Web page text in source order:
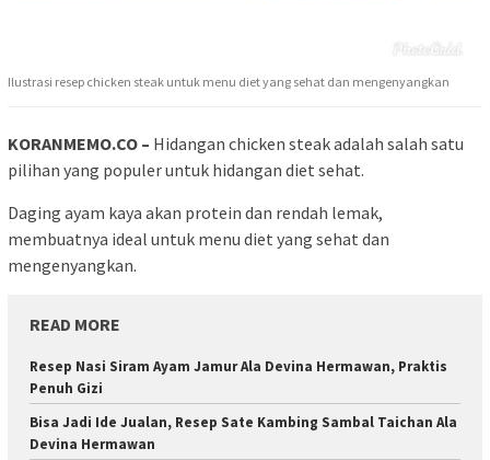
Ilustrasi resep chicken steak untuk menu diet yang sehat dan mengenyangkan
KORANMEMO.CO – Hidangan chicken steak adalah salah satu
pilihan yang populer untuk hidangan diet sehat.
Daging ayam kaya akan protein dan rendah lemak,
membuatnya ideal untuk menu diet yang sehat dan
mengenyangkan.
READ MORE
Resep Nasi Siram Ayam Jamur Ala Devina Hermawan, Praktis
Penuh Gizi
Bisa Jadi Ide Jualan, Resep Sate Kambing Sambal Taichan Ala
Devina Hermawan